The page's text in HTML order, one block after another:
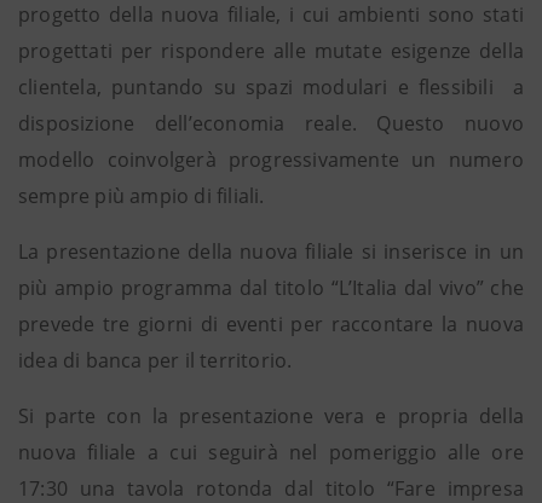
progetto della nuova filiale, i cui ambienti sono stati
progettati per rispondere alle mutate esigenze della
clientela, puntando su spazi modulari e flessibili a
disposizione dell’economia reale. Questo nuovo
modello coinvolgerà progressivamente un numero
sempre più ampio di filiali.
La presentazione della nuova filiale si inserisce in un
più ampio programma dal titolo “L’Italia dal vivo” che
prevede tre giorni di eventi per raccontare la nuova
idea di banca per il territorio.
Si parte con la presentazione vera e propria della
nuova filiale a cui seguirà nel pomeriggio alle ore
17:30 una tavola rotonda dal titolo “Fare impresa